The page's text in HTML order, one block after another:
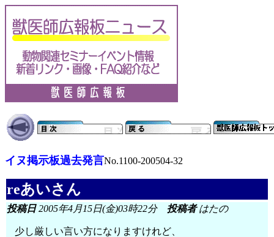
イヌ掲示板過去発言No.1100-200504-32
reあいさん
投稿日2005年4月15日(金)03時22分 投稿者はたの
少し厳しい言い方になりますけれど、